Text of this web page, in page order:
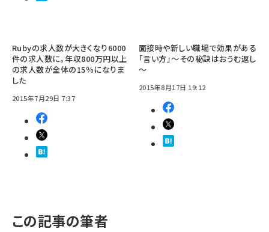
Rubyの求人数が大きくなり6000
件の求人数に。年収800万円以上
の求人数が全体の15％になりま
した
2015年7月29日 7:37
面接時や新しい職場で効果がある
「言い方」～その秘訣はおうむ返し
～
2015年8月17日 19:12
この記事の筆者